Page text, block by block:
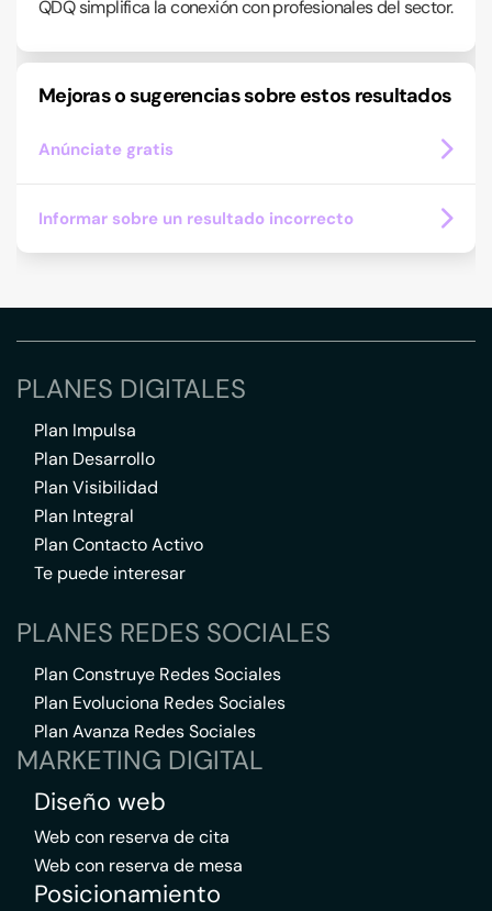
QDQ simplifica la conexión con profesionales del sector.
Mejoras o sugerencias sobre estos resultados
Anúnciate gratis
Informar sobre un resultado incorrecto
PLANES DIGITALES
Plan Impulsa
Plan Desarrollo
Plan Visibilidad
Plan Integral
Plan Contacto Activo
Te puede interesar
PLANES REDES SOCIALES
Plan Construye Redes Sociales
Plan Evoluciona Redes Sociales
Plan Avanza Redes Sociales
MARKETING DIGITAL
Diseño web
Web con reserva de cita
Web con reserva de mesa
Posicionamiento